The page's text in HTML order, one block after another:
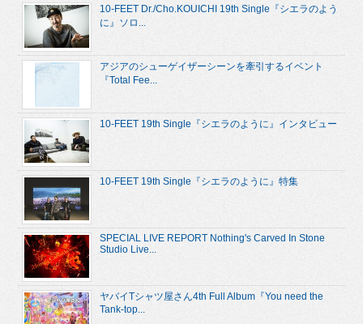
10-FEET Dr./Cho.KOUICHI 19th Single『シエラのよう
に』ソロ...
アジアのシューゲイザーシーンを牽引するイベント
『Total Fee...
10-FEET 19th Single『シエラのように』インタビュー
10-FEET 19th Single『シエラのように』特集
SPECIAL LIVE REPORT Nothing's Carved In Stone
Studio Live...
ヤバイTシャツ屋さん4th Full Album『You need the
Tank-top...